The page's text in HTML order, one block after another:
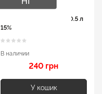
Вермут Martini Bianco 0.5 л
15%
В наличии
240 грн
У кошик